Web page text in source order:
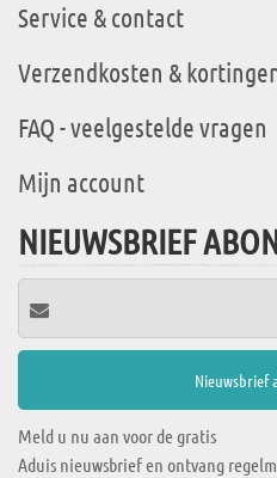
Service & contact
Verzendkosten &
FAQ - veelgestelde vragen
Mijn account
NIEUWSBRIEF
Meld u nu aan voor de gratis
Aduis nieuwsbrief en ontvang